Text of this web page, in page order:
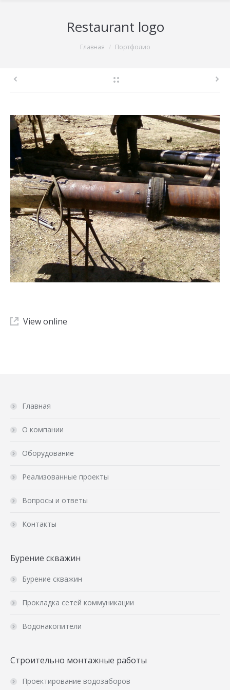
Restaurant logo
Главная Портфолио
View online
Главная
О компании
Оборудование
Реализованные проекты
Вопросы и ответы
Контакты
Бурение скважин
Бурение скважин
Прокладка сетей коммуникации
Водонакопители
Строительно монтажные работы
Проектирование водозаборов